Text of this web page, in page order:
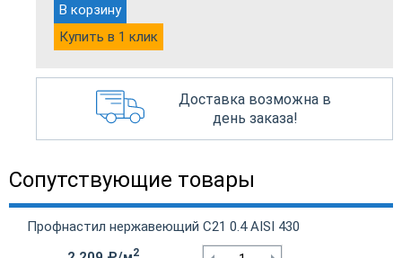
В корзину
Купить в 1 клик
Доставка возможна в
день заказа!
Сопутствующие товары
Профнастил нержавеющий С21 0.4 AISI 430
2